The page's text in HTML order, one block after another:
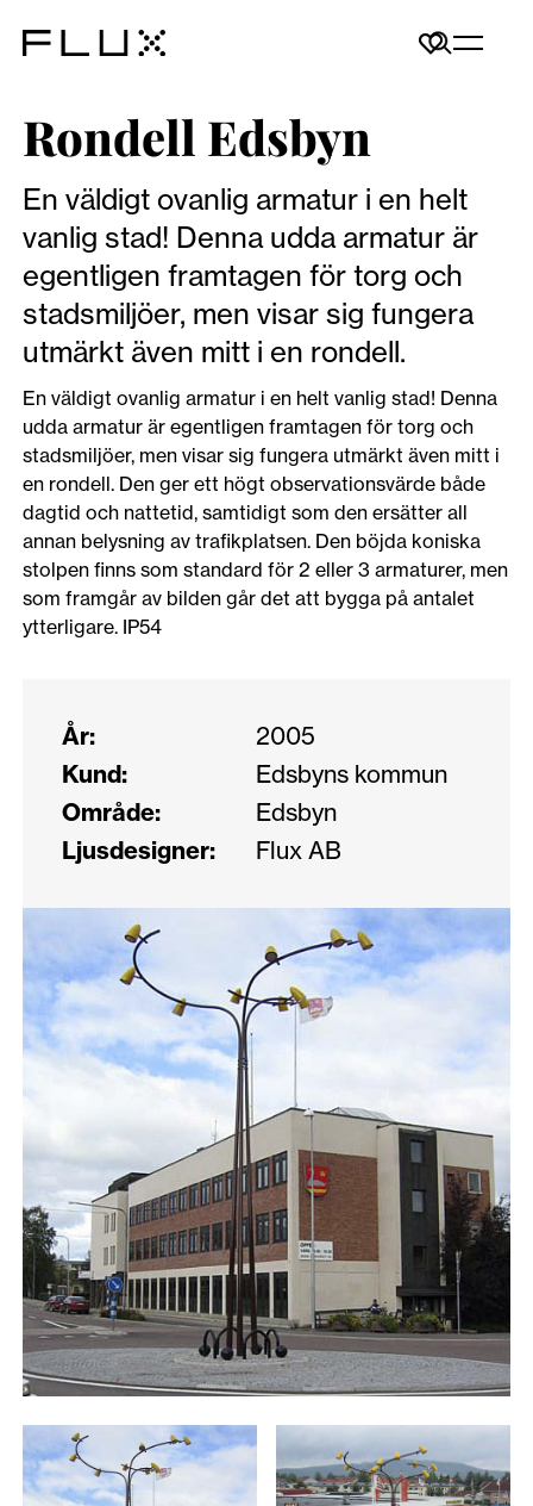
Rondell Edsbyn
En väldigt ovanlig armatur i en helt
vanlig stad! Denna udda armatur är
egentligen framtagen för torg och
stadsmiljöer, men visar sig fungera
utmärkt även mitt i en rondell.
En väldigt ovanlig armatur i en helt vanlig stad! Denna
udda armatur är egentligen framtagen för torg och
stadsmiljöer, men visar sig fungera utmärkt även mitt i
en rondell. Den ger ett högt observationsvärde både
dagtid och nattetid, samtidigt som den ersätter all
annan belysning av trafikplatsen. Den böjda koniska
stolpen finns som standard för 2 eller 3 armaturer, men
som framgår av bilden går det att bygga på antalet
ytterligare. IP54
År:
2005
Kund:
Edsbyns kommun
Område:
Edsbyn
Ljusdesigner:
Flux AB